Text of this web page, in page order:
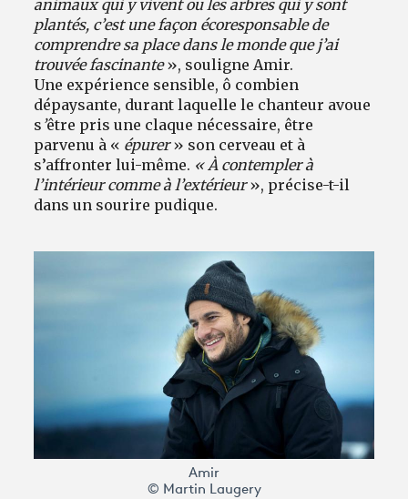
animaux qui y vivent ou les arbres qui y sont
plantés, c’est une façon écoresponsable de
comprendre sa place dans le monde que j’ai
trouvée fascinante», souligne Amir.
Une expérience sensible, ô combien
dépaysante, durant laquelle le chanteur avoue
s ’être pris une claque nécessaire, être
parvenu à « épurer» son cerveau et à
s’affronter lui-même. « À contempler à
l’intérieur comme à l’extérieur», précise-t-il
dans un sourire pudique.
Amir
© Martin Laugery